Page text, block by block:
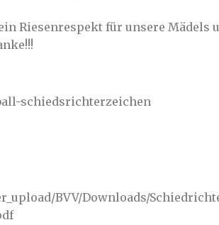
Riesenrespekt für unsere Mädels
schiedsrichterzeichen
BVV/Downloads/